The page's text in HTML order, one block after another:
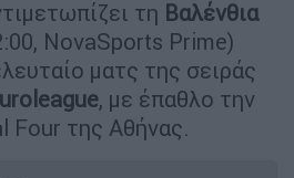
τη Βαλένθια
NovaSports Prime)
ματς της σειράς
, με έπαθλο την
Four της Αθήνας.